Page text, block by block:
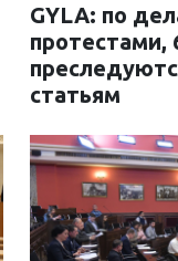
GYLA: по
протестами,
статьям